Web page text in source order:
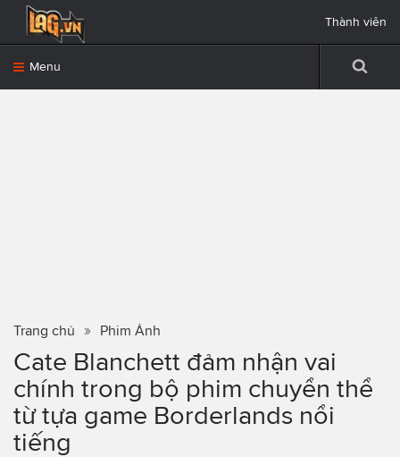
Menu
Thành viên
Trang chủ Phim Ảnh
Cate Blanchett đảm nhận vai
chính trong bộ phim chuyển thể
từ tựa game Borderlands nổi
tiếng